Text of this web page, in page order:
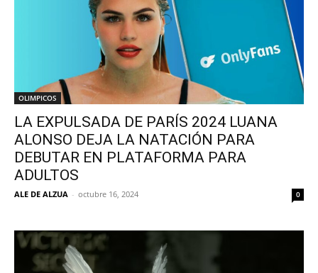
OLIMPICOS
LA EXPULSADA DE PARÍS 2024 LUANA
ALONSO DEJA LA NATACIÓN PARA
DEBUTAR EN PLATAFORMA PARA
ADULTOS
ALE DE ALZUA - octubre 16, 2024 0